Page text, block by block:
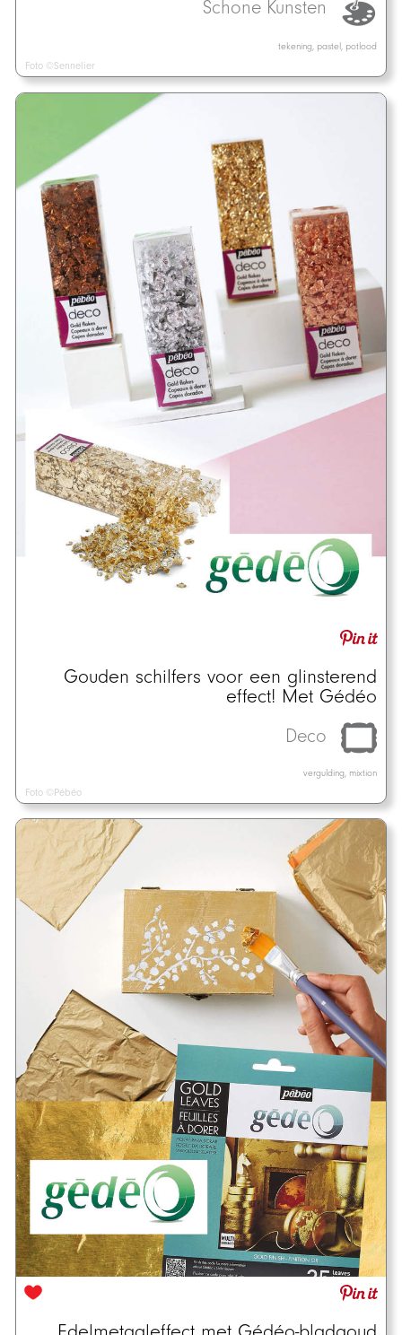
Schone Kunsten
tekening, pastel, potlood
Foto ©Sennelier
Gouden schilfers voor een glinsterend
effect! Met Gédéo
Deco
vergulding, mixtion
Foto ©Pébéo